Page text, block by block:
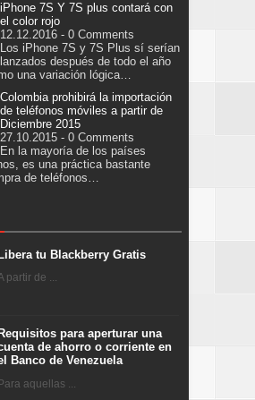
iPhone 7S Y 7S plus contará con
el color rojo
12.12.2016 - 0 Comments
Los iPhone 7S y 7S Plus sí serían
lanzados después de todo el año
una variación lógica…
Colombia prohibirá la importación
de teléfonos móviles a partir de
Diciembre 2015
27.10.2015 - 0 Comments
En la mayoría de los países
es una práctica bastante
de teléfonos…
Libera tu Blackberry Gratis
partir de ...
Requisitos para aperturar una
de ahorro o corriente en
Banco de Venezuela
aquellas ...